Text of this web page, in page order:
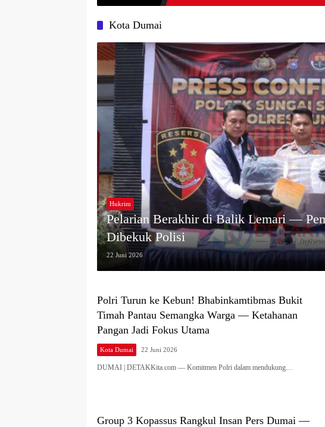
Kota Dumai
Hukrim
Pelarian Berakhir di Balik Lemari —
Dibekuk Polisi
22 Juni 2026
Polri Turun ke Kebun! Bhabinkamtibmas Bukit
Timah Pantau Semangka Warga — Ketahanan
Pangan Jadi Fokus Utama
Kota Dumai 22 Juni 2026
DUMAI | DETAKKita.com — Komitmen Polri dalam mendukung…
Group 3 Kopassus Rangkul Insan Pers Dumai —